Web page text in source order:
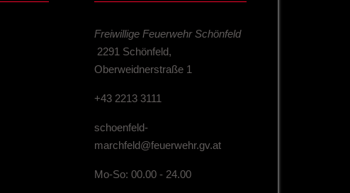
Freiwillige Feuerwehr Schönfeld
2291 Schönfeld,
Oberweidnerstraße 1
+43 2213 3111
schoenfeld-
marchfeld@feuerwehr.gv.at
Mo-So: 00.00 - 24.00